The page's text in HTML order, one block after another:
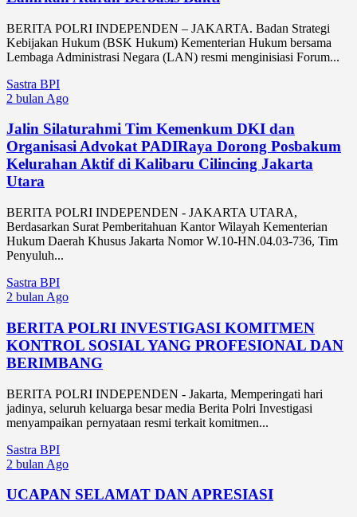
BERITA POLRI INDEPENDEN – JAKARTA. Badan Strategi
Kebijakan Hukum (BSK Hukum) Kementerian Hukum bersama
Lembaga Administrasi Negara (LAN) resmi menginisiasi Forum...
Sastra BPI
2 bulan Ago
Jalin Silaturahmi Tim Kemenkum DKI dan
Organisasi Advokat PADIRaya Dorong Posbakum
Kelurahan Aktif di Kalibaru Cilincing Jakarta
Utara
BERITA POLRI INDEPENDEN - JAKARTA UTARA,
Berdasarkan Surat Pemberitahuan Kantor Wilayah Kementerian
Hukum Daerah Khusus Jakarta Nomor W.10-HN.04.03-736, Tim
Penyuluh...
Sastra BPI
2 bulan Ago
BERITA POLRI INVESTIGASI KOMITMEN
KONTROL SOSIAL YANG PROFESIONAL DAN
BERIMBANG
BERITA POLRI INDEPENDEN - Jakarta, Memperingati hari
jadinya, seluruh keluarga besar media Berita Polri Investigasi
menyampaikan pernyataan resmi terkait komitmen...
Sastra BPI
2 bulan Ago
UCAPAN SELAMAT DAN APRESIASI